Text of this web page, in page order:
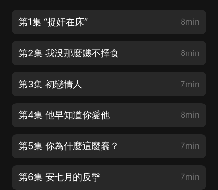
第1集 “捉奸在床” 8min
第2集 我没那麼饑不擇食 8min
第3集 初戀情人 7min
第4集 他早知道你愛他 8min
第5集 你為什麼這麼蠢？ 7min
第6集 安七月的反擊 7min